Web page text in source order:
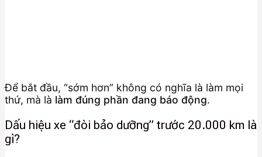
Để bắt đầu, “sớm hơn” không có nghĩa là làm mọi
thứ, mà là làm đúng phần đang báo động.
Dấu hiệu xe “đòi bảo dưỡng” trước 20.000 km là
gì?